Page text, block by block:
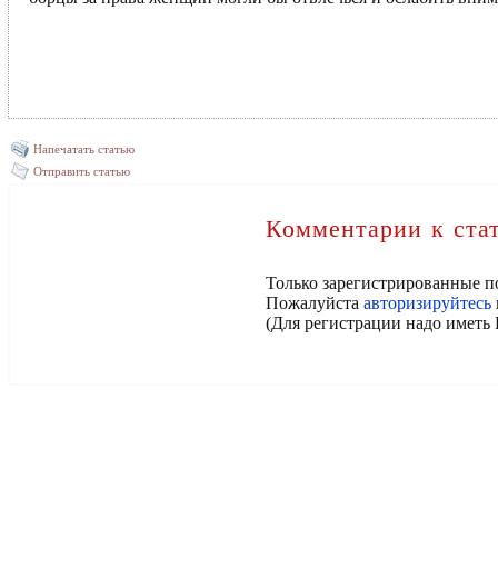
Напечатать статью
Отправить статью
Комментарии к
Только зарегистрированные
Пожалуйста авторизируйтесь
(Для регистрации надо